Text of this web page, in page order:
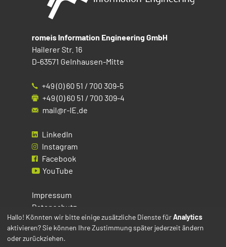
romeis Information Engineering GmbH
Hailerer Str. 16
D-63571 Gelnhausen-Mitte
+49 (0) 60 51 / 700 309-5
+49 (0) 60 51 / 700 309-4
mail@r-IE.de
LinkedIn
Instagram
Facebook
YouTube
Impressum
Datenschutz
Cookies
Hallo! Könnten wir bitte einige zusätzliche Dienste fürAnalytics
aktivieren? Sie können Ihre Zustimmung später jederzeit ändern
oder zurückziehen.